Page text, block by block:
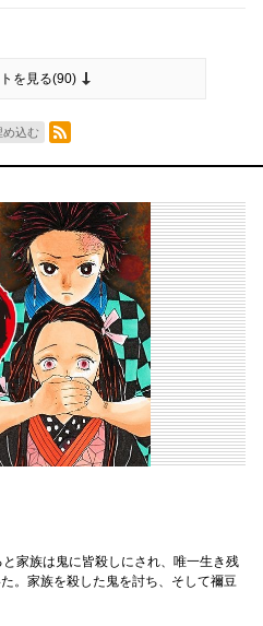
を見る(90)
め込む
RSSフィード
家族は鬼に皆殺しにされ、唯一生き残
。家族を殺した鬼を討ち、そして禰豆